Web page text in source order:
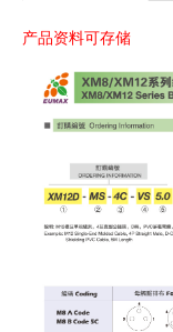
产品资料可存储